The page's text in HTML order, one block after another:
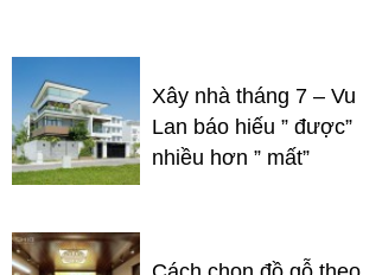
Xây nhà tháng 7 – Vu
Lan báo hiếu ” được”
nhiều hơn ” mất”